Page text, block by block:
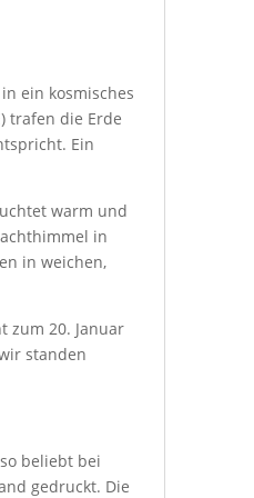
ein kosmisches
trafen die Erde
Ein
warm und
in
in weichen,
zum 20. Januar
standen
beliebt bei
gedruckt. Die